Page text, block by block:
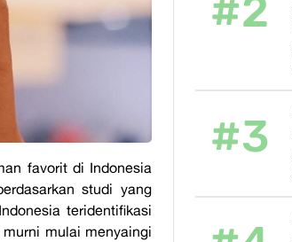
favorit di Indonesia
studi yang
teridentifikasi
mulai menyaingi
#3